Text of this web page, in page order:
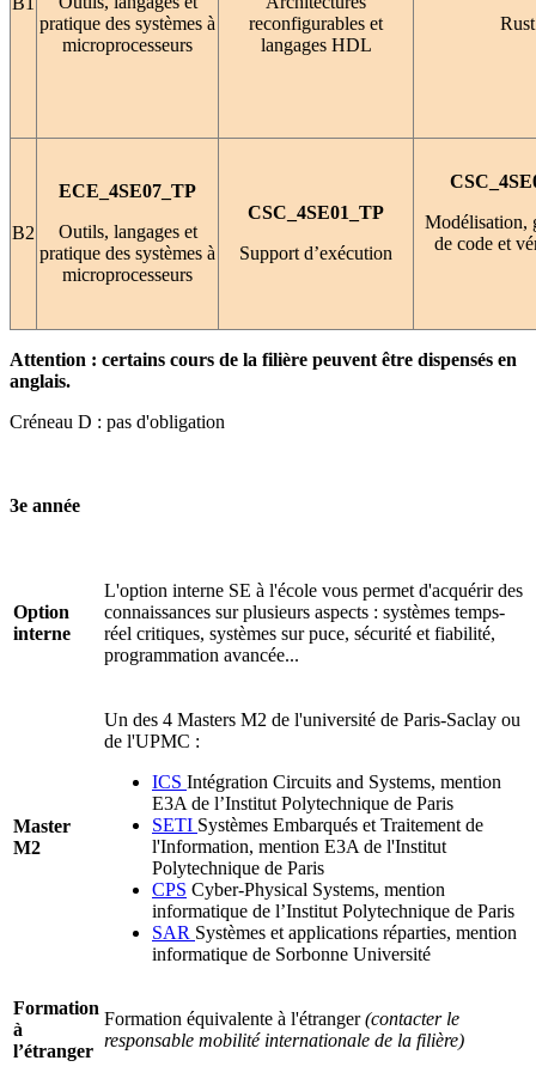
pratique des systèmes à
microprocesseurs
reconfigurables et
langages HDL
Rust
B2
ECE_4SE07_TP
Outils, langages et
pratique des systèmes à
microprocesseurs
CSC_4SE01_TP
Support d’exécution
Modélisation,
de code et
Attention : certains cours de la filière peuvent être dispensés en
anglais.
Créneau D : pas d'obligation
3e année
Option
interne
L'option interne SE à l'école vous permet d'acquérir des
connaissances sur plusieurs aspects : systèmes temps-
réel critiques, systèmes sur puce, sécurité et fiabilité,
programmation avancée...
Master
M2
Un des 4 Masters M2 de l'université de Paris-Saclay ou
de l'UPMC :
ICS Intégration Circuits and Systems, mention
E3A de l’Institut Polytechnique de Paris
SETI Systèmes Embarqués et Traitement de
l'Information, mention E3A de l'Institut
Polytechnique de Paris
CPS Cyber-Physical Systems, mention
informatique de l’Institut Polytechnique de Paris
SAR Systèmes et applications réparties, mention
informatique de Sorbonne Université
Formation
à
l’étranger
Formation équivalente à l'étranger(contacter le
responsable mobilité internationale de la filière)